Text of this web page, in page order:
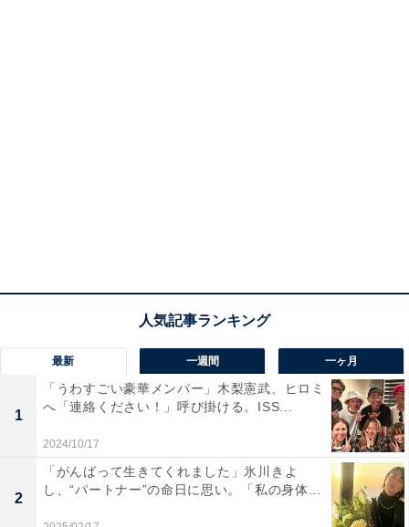
最新 一週間 一ヶ月
1
「うわすごい豪華メンバー」木梨憲武、ヒロミ
へ「連絡ください！」呼び掛ける。ISS...
2024/10/17
2
「がんばって生きてくれました」氷川きよ
し、“パートナー”の命日に思い。「私の身体...